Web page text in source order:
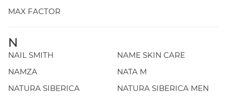
MAX FACTOR
N
NAIL SMITH
NAME SKIN CARE
NAMZA
NATA M
NATURA SIBERICA
NATURA SIBERICA MEN